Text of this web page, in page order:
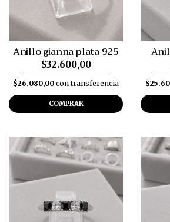
Anillo gianna plata 925
$32.600,00
$26.080,00 con transferencia
COMPRAR